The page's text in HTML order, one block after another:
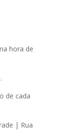
hora de
de cada
| Rua